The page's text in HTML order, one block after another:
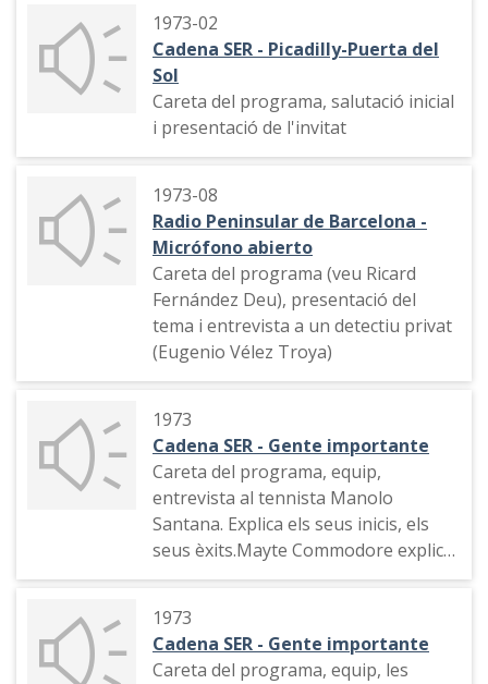
per ràdio.
Informació des de Radio Bilbao.
1973-02
Cadena SER - Picadilly-Puerta del
Sol
Careta del programa, salutació inicial
i presentació de l'invitat
1973-08
Radio Peninsular de Barcelona -
Micrófono abierto
Careta del programa (veu Ricard
Fernández Deu), presentació del
tema i entrevista a un detectiu privat
(Eugenio Vélez Troya)
1973
Cadena SER - Gente importante
Careta del programa, equip,
entrevista al tennista Manolo
Santana. Explica els seus inicis, els
seus èxits.Mayte Commodore explica
la seva impressió sobre l'invitat.
1973
Cadena SER - Gente importante
Careta del programa, equip, les